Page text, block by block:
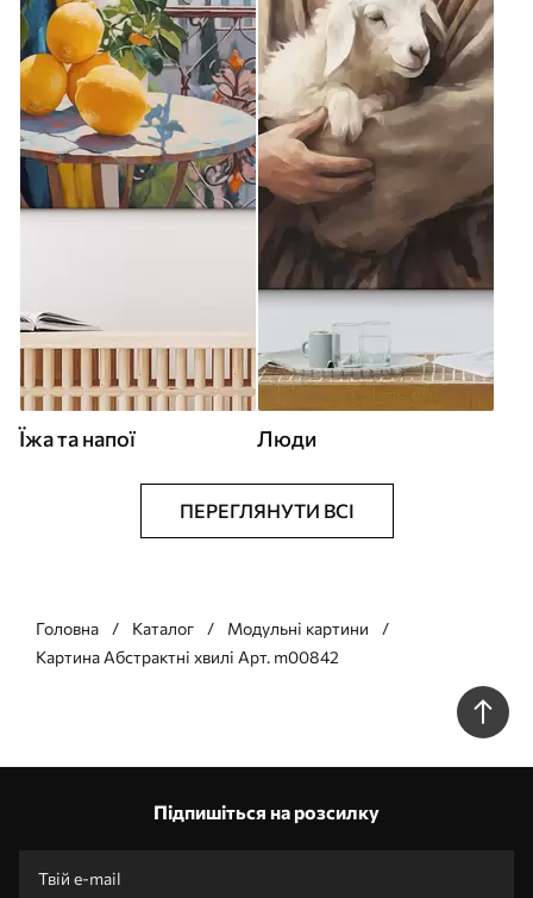
Їжа та напої Люди
ПЕРЕГЛЯНУТИ ВСІ
Головна Каталог
Модульні картини
Картина Абстрактні хвилі Арт. m00842
Підпишіться на розсилку